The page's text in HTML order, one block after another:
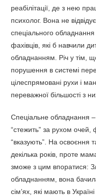
реабілітації, де з нею
психолог. Вона не
спеціального обладнання
фахівців, які б навчили
обладнанням. Річ у тім,
порушення в системі
цілеспрямовані рухи і
переважної більшості з
Спеціальне обладнання
“стежить” за рухом очей,
“вказують”. На освоєння
декілька років, проте
зможе з цим впоратися:
обладнанням, вона
сім’ях, які мають в